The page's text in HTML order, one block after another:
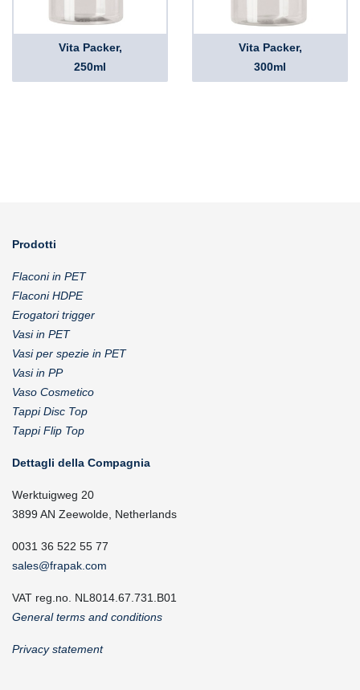
Vita Packer,
250ml
Vita Packer,
300ml
Prodotti
Flaconi in PET
Flaconi HDPE
Erogatori trigger
Vasi in PET
Vasi per spezie in PET
Vasi in PP
Vaso Cosmetico
Tappi Disc Top
Tappi Flip Top
Dettagli della Compagnia
Werktuigweg 20
3899 AN Zeewolde, Netherlands
0031 36 522 55 77
sales@frapak.com
VAT reg.no. NL8014.67.731.B01
General terms and conditions
Privacy statement